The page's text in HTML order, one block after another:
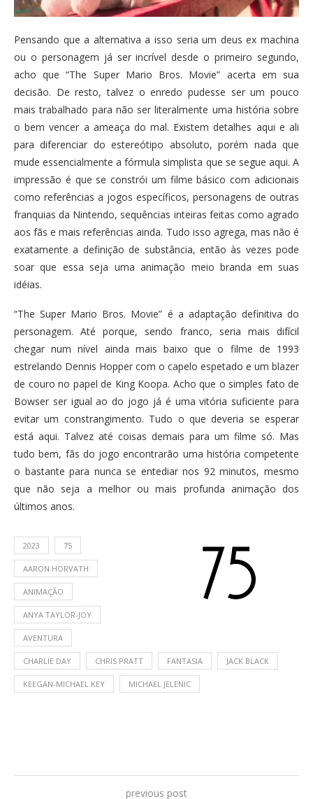
Pensando que a alternativa a isso seria um deus ex machina
ou o personagem já ser incrível desde o primeiro segundo,
acho que “The Super Mario Bros. Movie” acerta em sua
decisão. De resto, talvez o enredo pudesse ser um pouco
mais trabalhado para não ser literalmente uma história sobre
o bem vencer a ameaça do mal. Existem detalhes aqui e ali
para diferenciar do estereótipo absoluto, porém nada que
mude essencialmente a fórmula simplista que se segue aqui. A
impressão é que se constrói um filme básico com adicionais
como referências a jogos específicos, personagens de outras
franquias da Nintendo, sequências inteiras feitas como agrado
aos fãs e mais referências ainda. Tudo isso agrega, mas não é
exatamente a definição de substância, então às vezes pode
soar que essa seja uma animação meio branda em suas
idéias.
“The Super Mario Bros. Movie” é a adaptação definitiva do
personagem. Até porque, sendo franco, seria mais difícil
chegar num nível ainda mais baixo que o filme de 1993
estrelando Dennis Hopper com o capelo espetado e um blazer
de couro no papel de King Koopa. Acho que o simples fato de
Bowser ser igual ao do jogo já é uma vitória suficiente para
evitar um constrangimento. Tudo o que deveria se esperar
está aqui. Talvez até coisas demais para um filme só. Mas
tudo bem, fãs do jogo encontrarão uma história competente
o bastante para nunca se entediar nos 92 minutos, mesmo
que não seja a melhor ou mais profunda animação dos
últimos anos.
2023 75
AARON HORVATH
ANIMAÇÃO
ANYA TAYLOR-JOY
AVENTURA
CHARLIE DAY CHRIS PRATT FANTASIA JACK BLACK
KEEGAN-MICHAEL KEY MICHAEL JELENIC
previous post